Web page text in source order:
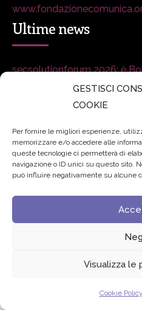
GESTISCI
COOKIE
Per fornire le migliori esperienze,
memorizzare e/o accedere alle
queste tecnologie ci permetterà di
navigazione o ID unici su questo sito.
può influire negativamente su alcune
Visualizza le
Cookie Policy
Ultime news
secsolutionforum 2026: è
italiana della security 27
algoritmi del potere serve
21 Luglio 2026
Edvance – Digital Education
Giugno 2026
© 2024 Fondazione